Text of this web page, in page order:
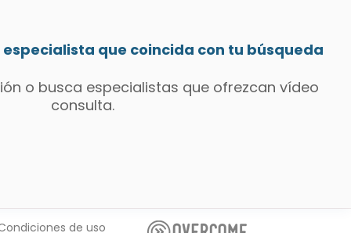
que coincida con tu búsqueda
o busca especialistas que ofrezcan vídeo
consulta.
de uso